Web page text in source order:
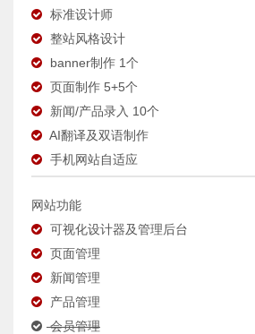
标准设计师
整站风格设计
banner制作 1个
页面制作 5+5个
新闻/产品录入 10个
AI翻译及双语制作
手机网站自适应
网站功能
可视化设计器及管理后台
页面管理
新闻管理
产品管理
会员管理